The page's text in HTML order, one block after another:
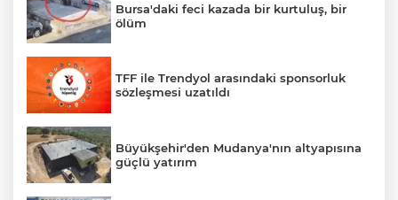
Bursa'daki feci kazada bir kurtuluş, bir
ölüm
TFF ile Trendyol arasındaki sponsorluk
sözleşmesi uzatıldı
Büyükşehir'den Mudanya'nın altyapısına
güçlü yatırım